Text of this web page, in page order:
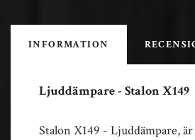
INFORMATION
Ljuddämpare - Stalon X149
Stalon X149 - Ljuddämpare,